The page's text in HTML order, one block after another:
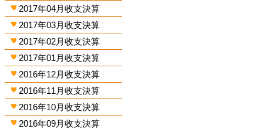
2017年04月收支決算
2017年03月收支決算
2017年02月收支決算
2017年01月收支決算
2016年12月收支決算
2016年11月收支決算
2016年10月收支決算
2016年09月收支決算